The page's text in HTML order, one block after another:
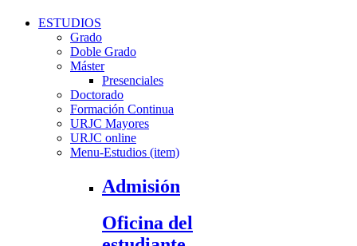
ESTUDIOS
Grado
Doble Grado
Máster
Presenciales
Doctorado
Formación Continua
URJC Mayores
URJC online
Menu-Estudios (item)
Admisión
Oficina del